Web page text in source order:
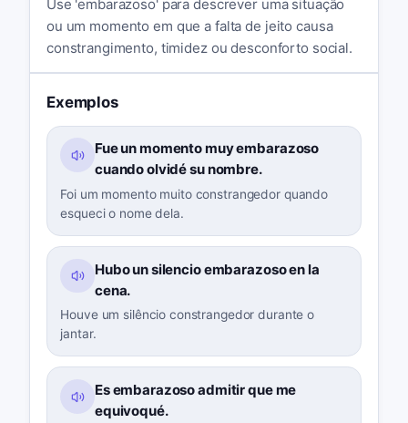
Use 'embarazoso' para descrever uma situação
ou um momento em que a falta de jeito causa
constrangimento, timidez ou desconforto social.
Exemplos
Fue un momento muy embarazoso
cuando olvidé su nombre.
Foi um momento muito constrangedor quando
esqueci o nome dela.
Hubo un silencio embarazoso en la
cena.
Houve um silêncio constrangedor durante o
jantar.
Es embarazoso admitir que me
equivoqué.